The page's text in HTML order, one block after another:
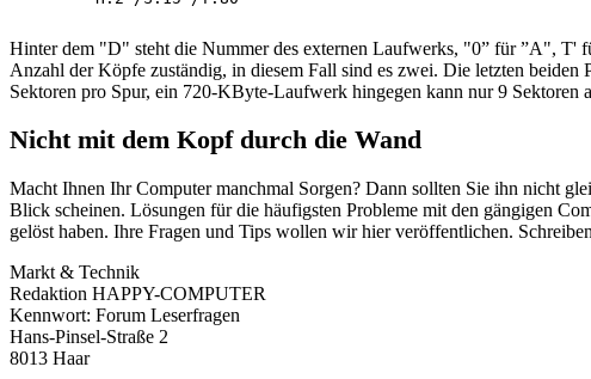
Hinter dem "D" steht die Nummer des externen Laufwerks, "0” für ”A",
Anzahl der Köpfe zuständig, in diesem Fall sind es zwei. Die letzten
Sektoren pro Spur, ein 720-KByte-Laufwerk hingegen kann nur 9 Sektoren
Nicht mit dem Kopf durch die Wand
Macht Ihnen Ihr Computer manchmal Sorgen? Dann sollten Sie ihn nicht
Blick scheinen. Lösungen für die häufigsten Probleme mit den gängigen
gelöst haben. Ihre Fragen und Tips wollen wir hier veröffentlichen.
Markt & Technik
Redaktion HAPPY-COMPUTER
Kennwort: Forum Leserfragen
Hans-Pinsel-Straße 2
8013 Haar